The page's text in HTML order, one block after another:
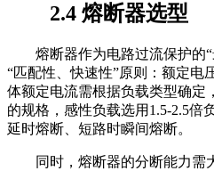
2.4 熔断器选型
熔断器作为电路过流保护的
“匹配性、快速性”原则：额定电
体额定电流需根据负载类型确定
的规格，感性负载选用1.5-2.5倍
延时熔断、短路时瞬间熔断。
同时，熔断器的分断能力需